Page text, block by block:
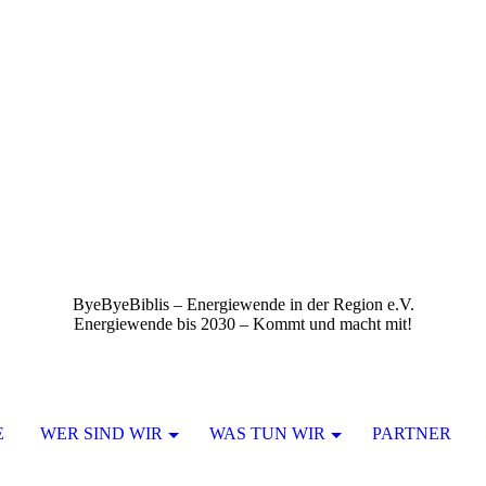
ByeByeBiblis – Energiewende in der Region e.V.
Energiewende bis 2030 – Kommt und macht mit!
WER SIND WIR WAS TUN WIR PARTNER